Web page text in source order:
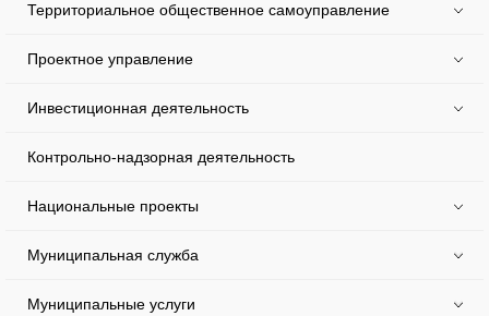
Территориальное общественное самоуправление
Проектное управление
Инвестиционная деятельность
Контрольно-надзорная деятельность
Национальные проекты
Муниципальная служба
Муниципальные услуги